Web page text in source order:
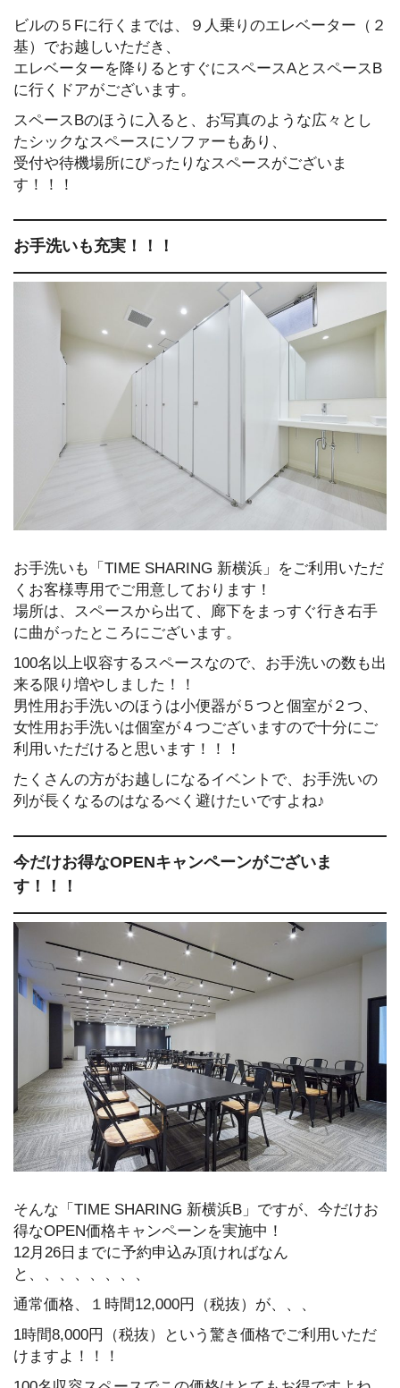
ビルの５Fに行くまでは、９人乗りのエレベーター（２
基）でお越しいただき、
エレベーターを降りるとすぐにスペースAとスペースB
に行くドアがございます。
スペースBのほうに入ると、お写真のような広々とし
たシックなスペースにソファーもあり、
受付や待機場所にぴったりなスペースがございま
す！！！
お手洗いも充実！！！
お手洗いも「TIME SHARING 新横浜」をご利用いただ
くお客様専用でご用意しております！
場所は、スペースから出て、廊下をまっすぐ行き右手
に曲がったところにございます。
100名以上収容するスペースなので、お手洗いの数も出
来る限り増やしました！！
男性用お手洗いのほうは小便器が５つと個室が２つ、
女性用お手洗いは個室が４つございますので十分にご
利用いただけると思います！！！
たくさんの方がお越しになるイベントで、お手洗いの
列が長くなるのはなるべく避けたいですよね♪
今だけお得なOPENキャンペーンがございま
す！！！
そんな「TIME SHARING 新横浜B」ですが、今だけお
得なOPEN価格キャンペーンを実施中！
12月26日までに予約申込み頂ければなん
と、、、、、、、、
通常価格、１時間12,000円（税抜）が、、、
1時間8,000円（税抜）という驚き価格でご利用いただ
けますよ！！！